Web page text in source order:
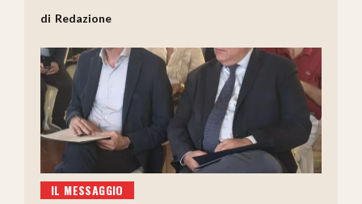
Redazione
IL MESSAGGIO